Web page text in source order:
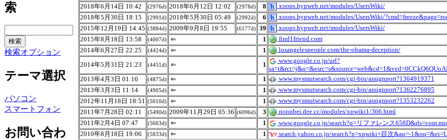
索
検索オプション
テーマ選択
パソコン
スマートフォン
お問い合わ
2018年6月14日 10:42
(2976d) 2018年6月12日 12:02 (2978d) 8
xoops.hypweb.net/modules/UsersWiki/
2018年5月30日 18:15
(2991d) 2018年5月30日 05:49 (2992d) 6
xoops.hypweb.net/modules/UsersWiki/
2015年12月19日 14:45 (3884d) 2009年9月8日 19:55 (6177d) 39
xoops.hypweb.net/modules/UsersWiki/
2015年8月18日 13:58
(4007d) ⇐ 1
find1friend.com
2014年6月27日 22:25
(4424d) ⇐ 1 losangelespeople.com/the-obama-deception/
2014年5月31日 21:23 (4451d) ⇐ 1
www.google.co.jp/url?
2013年4月3日 01:16
(4875d) ⇐ 1
www.mysmutsearch.com/cgi-bin/assignport?1364919371
2013年3月3日 11:14
(4905d) ⇐ 1
www.mysmutsearch.com/cgi-bin/assignport?1362276895
2012年11月18日 18:51 (5010d) ⇐ 1
www.mysmutsearch.com/cgi-bin/assignport?1353232262
2011年7月28日 02:11
(5490d) 2009年11月29日 05:36 (6096d) 3
nonnbei.dee.cc/modules/xpwiki1/366.html
2011年2月4日 07:47
(5663d) ⇐ 1
www.google.co.jp/search?q=リファレンス
2010年8月18日 19:06
(5833d) ⇐ 1
search.yahoo.co.jp/search?p=xpwiki+目次&aq=-